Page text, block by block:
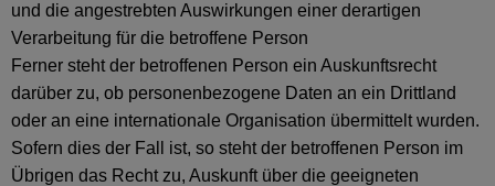
und die angestrebten Auswirkungen einer derartigen
Verarbeitung für die betroffene Person
Ferner steht der betroffenen Person ein Auskunftsrecht
darüber zu, ob personenbezogene Daten an ein Drittland
oder an eine internationale Organisation übermittelt wurden.
Sofern dies der Fall ist, so steht der betroffenen Person im
Übrigen das Recht zu, Auskunft über die geeigneten